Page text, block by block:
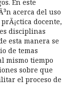
En este
acerca del uso
docente,
disciplinas
esta manera se
de temas
mismo tiempo
sobre que
el proceso de